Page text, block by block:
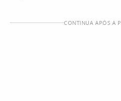
CONTINUA APÓS A